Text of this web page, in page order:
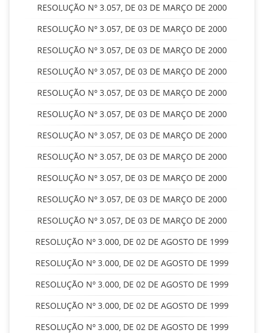
RESOLUÇÃO Nº 3.057, DE 03 DE MARÇO DE 2000
RESOLUÇÃO Nº 3.057, DE 03 DE MARÇO DE 2000
RESOLUÇÃO Nº 3.057, DE 03 DE MARÇO DE 2000
RESOLUÇÃO Nº 3.057, DE 03 DE MARÇO DE 2000
RESOLUÇÃO Nº 3.057, DE 03 DE MARÇO DE 2000
RESOLUÇÃO Nº 3.057, DE 03 DE MARÇO DE 2000
RESOLUÇÃO Nº 3.057, DE 03 DE MARÇO DE 2000
RESOLUÇÃO Nº 3.057, DE 03 DE MARÇO DE 2000
RESOLUÇÃO Nº 3.057, DE 03 DE MARÇO DE 2000
RESOLUÇÃO Nº 3.057, DE 03 DE MARÇO DE 2000
RESOLUÇÃO Nº 3.057, DE 03 DE MARÇO DE 2000
RESOLUÇÃO Nº 3.000, DE 02 DE AGOSTO DE 1999
RESOLUÇÃO Nº 3.000, DE 02 DE AGOSTO DE 1999
RESOLUÇÃO Nº 3.000, DE 02 DE AGOSTO DE 1999
RESOLUÇÃO Nº 3.000, DE 02 DE AGOSTO DE 1999
RESOLUÇÃO Nº 3.000, DE 02 DE AGOSTO DE 1999